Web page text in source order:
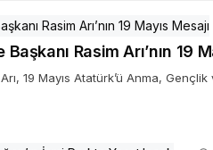
Rasim Arı’nın 19
19 Mayıs Atatürk’ü Anma,